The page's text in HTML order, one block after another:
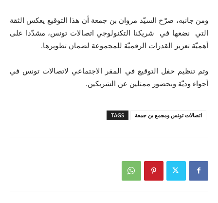
ومن جانبه، صرّح السيّد مروان بن جمعة أن هذا التوقيع يعكس الثقة
التي نضعها في شريكنا التكنولوجي اتصالات تونس، مشدّدا على
أهميّة تعزيز القدرات الرقميّة للمجموعة لضمان تطويرها.
وتم تنظيم حفل التوقيع في المقر الاجتماعي لاتصالات تونس في
أجواء وديّة وبحضور ممثلين عن الشريكين.
TAGS اتصالات تونس ومجمع بن جمعة